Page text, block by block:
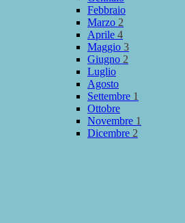
Febbraio
Marzo 2
Aprile 4
Maggio 3
Giugno 2
Luglio
Agosto
Settembre 1
Ottobre
Novembre 1
Dicembre 2